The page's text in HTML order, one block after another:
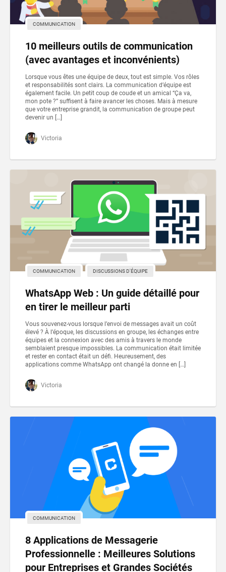
COMMUNICATION
10 meilleurs outils de communication
(avec avantages et inconvénients)
Lorsque vous êtes une équipe de deux, tout est simple. Vos rôles
et responsabilités sont clairs. La communication d’équipe est
également facile. Un petit coup de coude et un amical “Ça va,
mon pote ?” suffisent à faire avancer les choses. Mais à mesure
que votre entreprise grandit, la communication de groupe peut
devenir un […]
Victoria
COMMUNICATION DISCUSSIONS D'ÉQUIPE
WhatsApp Web : Un guide détaillé pour
en tirer le meilleur parti
Vous souvenez-vous lorsque l’envoi de messages avait un coût
élevé ? À l’époque, les discussions en groupe, les échanges entre
équipes et la connexion avec des amis à travers le monde
semblaient presque impossibles. La communication était limitée
et rester en contact était un défi. Heureusement, des
applications comme WhatsApp ont changé la donne en […]
Victoria
COMMUNICATION
8 Applications de Messagerie
Professionnelle : Meilleures Solutions
pour Entreprises et Grandes Sociétés